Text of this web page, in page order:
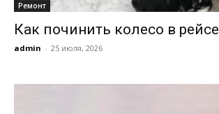
Ремонт
Как починить колесо в рейсе
admin - 25 июля, 2026